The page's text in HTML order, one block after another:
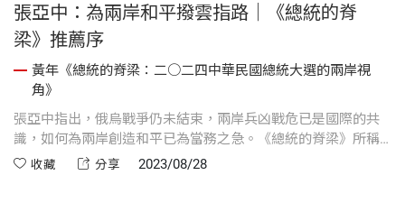
張亞中：為兩岸和平撥雲指路｜《總統的脊
梁》推薦序
黃年《總統的脊梁：二○二四中華民國總統大選的兩岸視
角》
張亞中指出，俄烏戰爭仍未結束，兩岸兵凶戰危已是國際的共
識，如何為兩岸創造和平已為當務之急。《總統的脊梁》所稱
「台灣應在兩岸關係中規劃出自己的道路」，是黃年先生對國
收藏 分享 2023/08/28